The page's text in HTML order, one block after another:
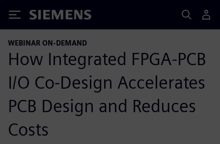
Siemens
WEBINAR ON-DEMAND
How Integrated FPGA-PCB
I/O Co-Design Accelerates
PCB Design and Reduces
Costs